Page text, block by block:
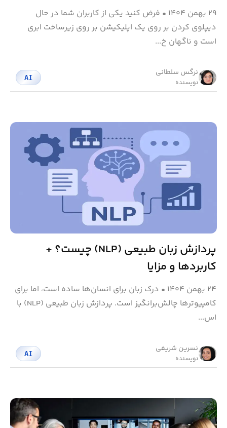
۲۹ بهمن ۱۴۰۴ • فرض کنید یکی از کاربران شما در حال
دیپلوی کردن بر روی یک اپلیکیشن بر روی زیرساخت ابری
است و ناگهان خ...
نرگس سلطانی
نویسنده
AI
پردازش زبان طبیعی (NLP) چیست؟ +
کاربردها و مزایا
۲۴ بهمن ۱۴۰۴ • درک زبان برای انسان‌ها ساده است، اما برای
کامپیوترها چالش‌برانگیز است. پردازش زبان طبیعی (NLP) با
اس...
نسرین شریفی
نویسنده
AI